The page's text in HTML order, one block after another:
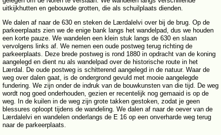
uitkijkhutten en gebouwde grotten, die als schuilplaats dienden.
We dalen af naar de 630 en steken de Lærdalelvi over bij de brug. Op de
parkeerplaats zien we de enige bank langs het wandelpad, dus we houden
een korte pauze. We wandelen een klein stuk langs de 630 en slaan
vervolgens links af. We nemen een oude postweg terug richting de
parkeerplaats. Deze brede postweg is rond 1880 in opdracht van de koning
aangelegd en dient nu als wandelpad over de historische route in het
Lærdal. De oude postweg is schitterend aangelegd in de natuur. Waar de
weg over dalen gaat, is de ondergrond gevuld met mooie aangelegde
fundering. We zijn onder de indruk van de bouwkunsten van die tijd. De weg
wordt nog goed onderhouden, gezien er recentelijk nog gemaaid is op de
weg. In de kuilen in de weg zijn grote takken gestoken, zodat je geen
blessures oploopt tijdens de wandeling. We dalen af naar de oever van de
Lærdalelvi en wandelen onderlangs de E 16 op een onverharde weg terug
naar de parkeerplaats.